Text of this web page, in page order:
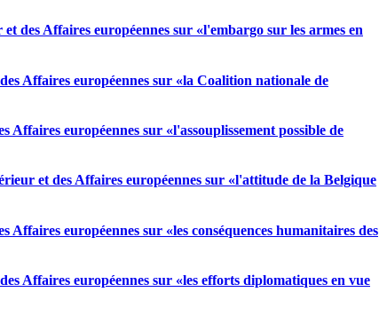
des Affaires européennes sur «l'embargo sur les armes en
Affaires européennes sur «la Coalition nationale de
européennes sur «l'assouplissement possible de
et des Affaires européennes sur «l'attitude de la Belgique
européennes sur «les conséquences humanitaires des
Affaires européennes sur «les efforts diplomatiques en vue